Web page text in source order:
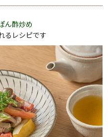
ん酢炒め
るレシピです